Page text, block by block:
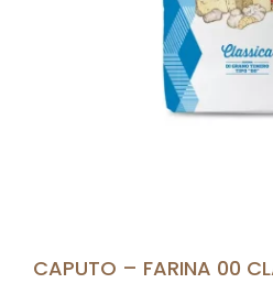
CAPUTO – FARINA 00